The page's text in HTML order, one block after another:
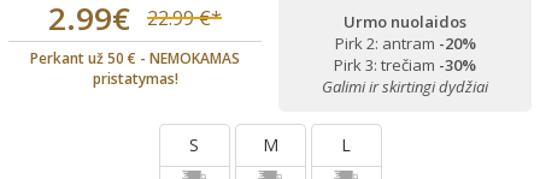
2.99€ 22.99 €*
Perkant už 50 € - NEMOKAMAS
pristatymas!
Urmo nuolaidos
Pirk 2: antram -20%
Pirk 3: trečiam -30%
Galimi ir skirtingi dydžiai
S M L